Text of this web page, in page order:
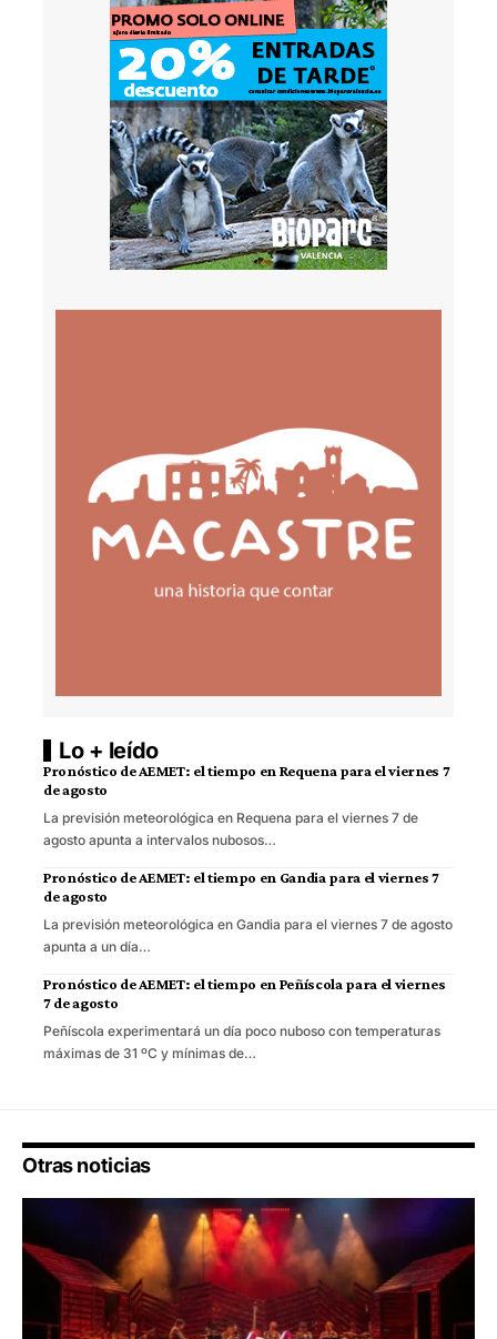
Lo + leído
Pronóstico de AEMET: el tiempo en Requena para el viernes 7
de agosto
La previsión meteorológica en Requena para el viernes 7 de
agosto apunta a intervalos nubosos…
Pronóstico de AEMET: el tiempo en Gandia para el viernes 7
de agosto
La previsión meteorológica en Gandia para el viernes 7 de agosto
apunta a un día…
Pronóstico de AEMET: el tiempo en Peñíscola para el viernes
7 de agosto
Peñíscola experimentará un día poco nuboso con temperaturas
máximas de 31 ºC y mínimas de…
Otras noticias